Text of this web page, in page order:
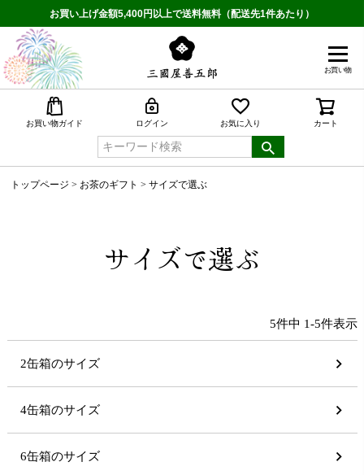
お買い上げ金額5,400円以上で送料無料（配送先1件あたり）
お買い物
お買い物ガイド ログイン お気に入り カート
トップページ お茶のギフト サイズで選ぶ
サイズで選ぶ
5件中 1-5件表示
2缶箱のサイズ
4缶箱のサイズ
6缶箱のサイズ